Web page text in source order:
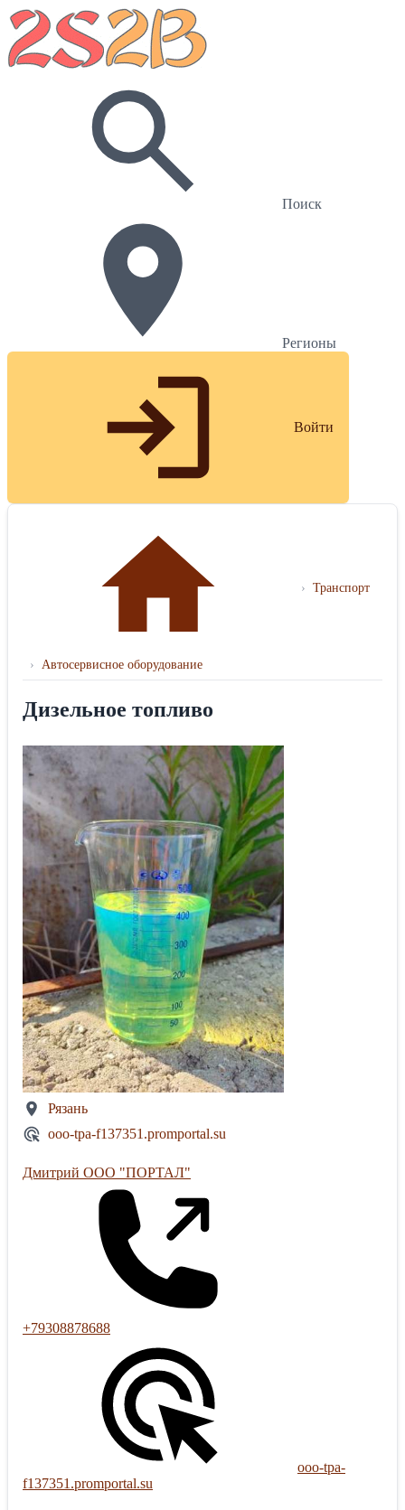
Поиск
Регионы
Войти
› Транспорт
› Автосервисное оборудование
Дизельное топливо
Рязань
ooo-tpa-f137351.promportal.su
Дмитрий ООО "ПОРТАЛ"
+79308878688
ooo-tpa-
f137351.promportal.su